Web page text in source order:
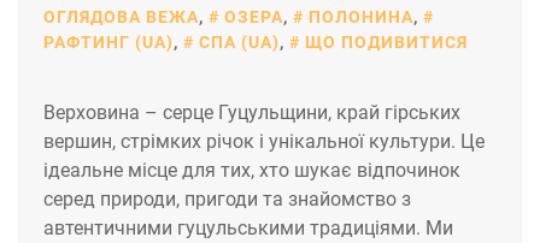
ОГЛЯДОВА ВЕЖА, ОЗЕРА, ПОЛОНИНА,
РАФТИНГ (UA), СПА (UA), ЩО ПОДИВИТИСЯ
Верховина – серце Гуцульщини, край гірських
вершин, стрімких річок і унікальної культури. Це
ідеальне місце для тих, хто шукає відпочинок
серед природи, пригоди та знайомство з
автентичними гуцульськими традиціями. Ми